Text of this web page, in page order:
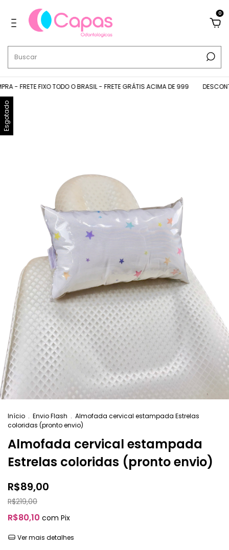
0
- FRETE FIXO TODO O BRASIL - FRETE GRÁTIS ACIMA DE 999
Esgotado
Início . Envio Flash . Almofada cervical estampada Estrelas
coloridas (pronto envio)
Almofada cervical estampada
Estrelas coloridas (pronto envio)
R$89,00
R$219,00
R$80,10 com Pix
Ver mais detalhes